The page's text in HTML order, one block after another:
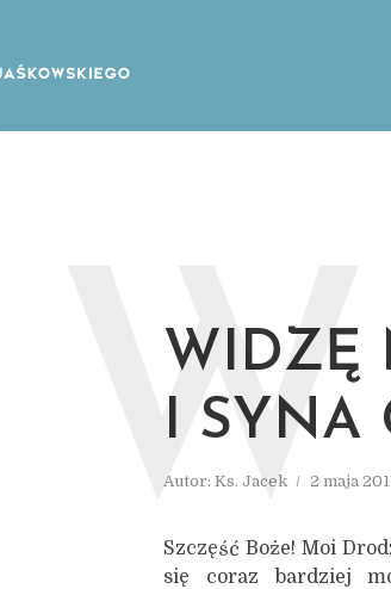
WIDZĘ
I SYNA
Autor: Ks. Jacek 2 maja
W
Szczęść Boże! Moi
się coraz bardziej